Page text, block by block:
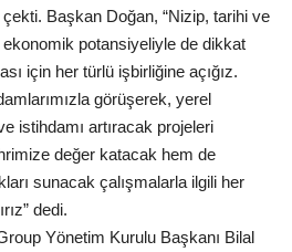
Başkan Doğan, “Nizip, tarihi ve
potansiyeliyle de dikkat
için her türlü işbirliğine açığız.
görüşerek, yerel
istihdamı artıracak projeleri
değer katacak hem de
sunacak çalışmalarla ilgili her
dedi.
Yönetim Kurulu Başkanı Bilal